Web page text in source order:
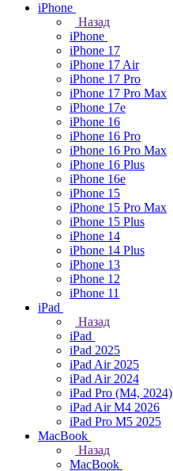
iPhone
Назад
iPhone
iPhone 17
iPhone 17 Air
iPhone 17 Pro
iPhone 17 Pro Max
iPhone 17e
iPhone 16
iPhone 16 Pro
iPhone 16 Pro Max
iPhone 16 Plus
iPhone 16e
iPhone 15
iPhone 15 Pro Max
iPhone 15 Plus
iPhone 14
iPhone 14 Plus
iPhone 13
iPhone 12
iPhone 11
iPad
Назад
iPad
iPad 2025
iPad Air 2025
iPad Air 2024
iPad Pro (M4, 2024)
iPad Air M4 2026
iPad Pro M5 2025
MacBook
Назад
MacBook